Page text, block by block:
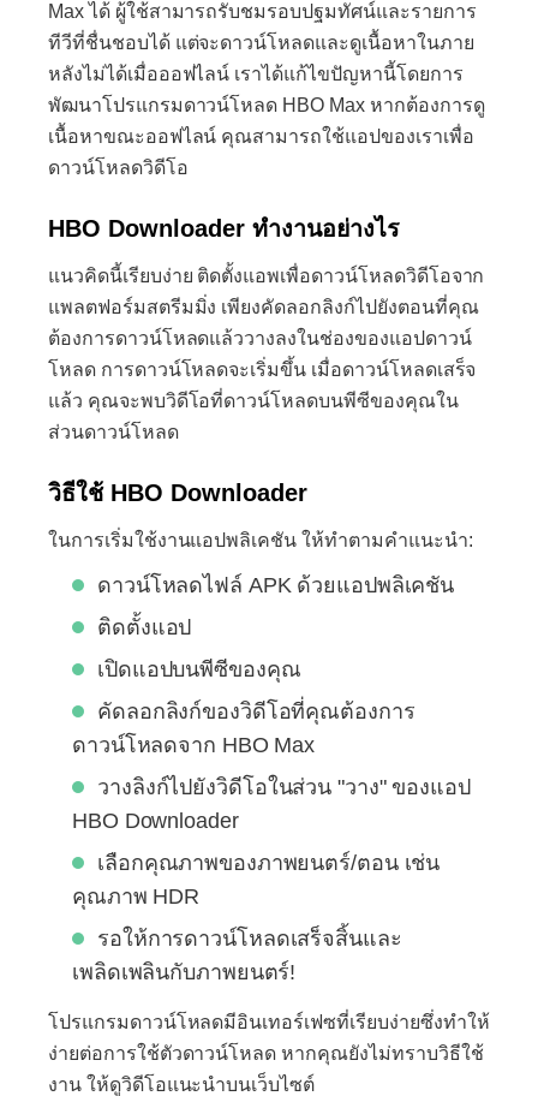
Max ได้ ผู้ใช้สามารถรับชมรอบปฐมทัศน์และรายการ
ทีวีที่ชื่นชอบได้ แต่จะดาวน์โหลดและดูเนื้อหาในภาย
หลังไม่ได้เมื่อออฟไลน์ เราได้แก้ไขปัญหานี้โดยการ
พัฒนาโปรแกรมดาวน์โหลด HBO Max หากต้องการดู
เนื้อหาขณะออฟไลน์ คุณสามารถใช้แอปของเราเพื่อ
ดาวน์โหลดวิดีโอ
HBO Downloader ทำงานอย่างไร
แนวคิดนี้เรียบง่าย ติดตั้งแอพเพื่อดาวน์โหลดวิดีโอจาก
แพลตฟอร์มสตรีมมิ่ง เพียงคัดลอกลิงก์ไปยังตอนที่คุณ
ต้องการดาวน์โหลดแล้ววางลงในช่องของแอปดาวน์
โหลด การดาวน์โหลดจะเริ่มขึ้น เมื่อดาวน์โหลดเสร็จ
แล้ว คุณจะพบวิดีโอที่ดาวน์โหลดบนพีซีของคุณใน
ส่วนดาวน์โหลด
วิธีใช้ HBO Downloader
ในการเริ่มใช้งานแอปพลิเคชัน ให้ทำตามคำแนะนำ:
ดาวน์โหลดไฟล์ APK ด้วยแอปพลิเคชัน
ติดตั้งแอป
เปิดแอปบนพีซีของคุณ
คัดลอกลิงก์ของวิดีโอที่คุณต้องการ
ดาวน์โหลดจาก HBO Max
วางลิงก์ไปยังวิดีโอในส่วน "วาง" ของแอป
HBO Downloader
เลือกคุณภาพของภาพยนตร์/ตอน เช่น
คุณภาพ HDR
รอให้การดาวน์โหลดเสร็จสิ้นและ
เพลิดเพลินกับภาพยนตร์!
โปรแกรมดาวน์โหลดมีอินเทอร์เฟซที่เรียบง่ายซึ่งทำให้
ง่ายต่อการใช้ตัวดาวน์โหลด หากคุณยังไม่ทราบวิธีใช้
งาน ให้ดูวิดีโอแนะนำบนเว็บไซต์